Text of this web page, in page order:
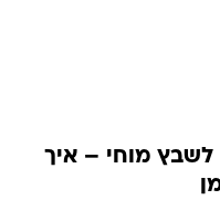
לשבץ מוחי – איך